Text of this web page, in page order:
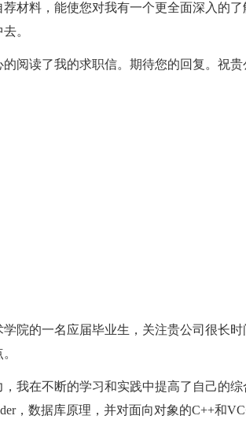
材料，能使您对我有一个更全面深入的
。
阅读了我的求职信。期待您的回复。祝
院的一名应届毕业生，关注贵公司很长时
我在不断的学习和实践中提高了自己的
，数据库原理，并对面向对象的C++和